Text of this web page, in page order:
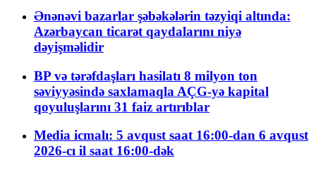
Ənənəvi bazarlar şəbəkələrin təzyiqi altında:
Azərbaycan ticarət qaydalarını niyə
dəyişməlidir
BP və tərəfdaşları hasilatı 8 milyon ton
səviyyəsində saxlamaqla AÇG-yə kapital
qoyuluşlarını 31 faiz artırıblar
Media icmalı: 5 avqust saat 16:00-dan 6 avqust
2026-cı il saat 16:00-dək